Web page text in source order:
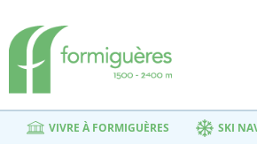
VIVRE À FORMIGUÈRES SKI